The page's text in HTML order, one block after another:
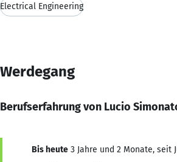
Electrical Engineering
Werdegang
Berufserfahrung von Lucio
Bis heute 3 Jahre und 2 Monate, seit